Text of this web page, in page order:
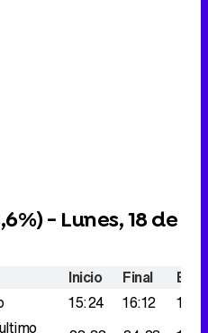
) - Lunes, 18 de
Inicio Final
15:24 16:12